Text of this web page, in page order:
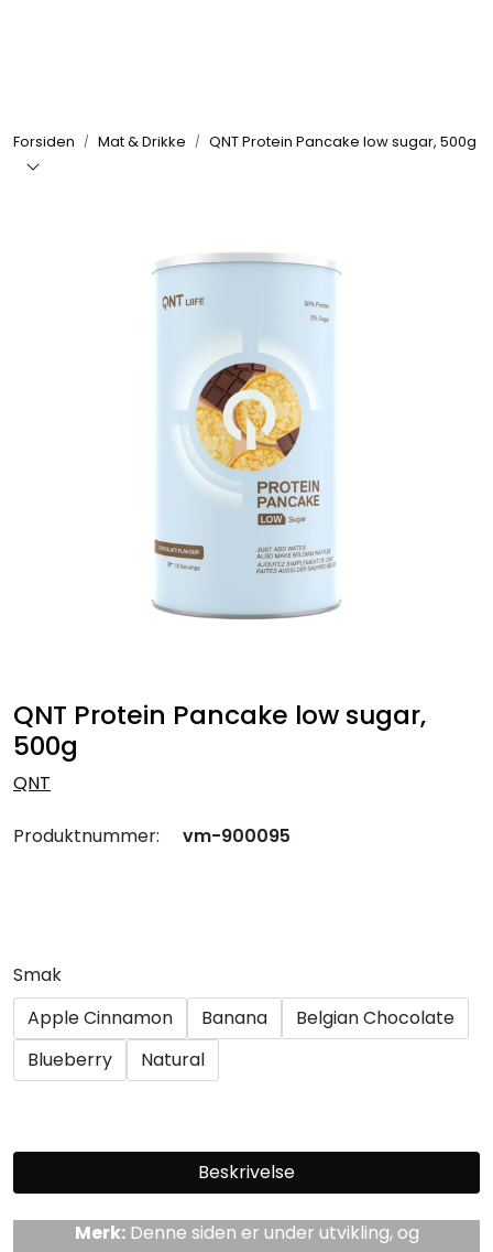
Forsiden Mat & Drikke QNT Protein Pancake low sugar, 500g
QNT Protein Pancake low sugar,
500g
QNT
Produktnummer: vm-900095
Smak
Apple Cinnamon
Banana
Belgian Chocolate
Blueberry
Natural
Beskrivelse
Merk:Denne siden er under utvikling, og
Nyheter